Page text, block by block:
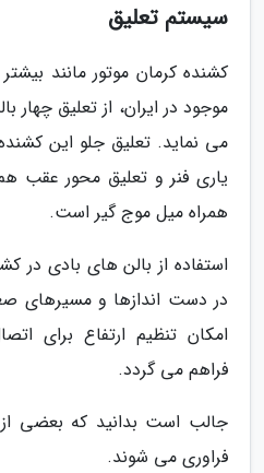
سیستم تعلیق
کشنده کرمان موتور مانند
موجود در ایران، از تعلیق چهار
می نماید. تعلیق جلو این کشنده
یاری فنر و تعلیق محور عقب
همراه میل موج گیر است.
استفاده از بالن های بادی در
در دست اندازها و مسیرهای
امکان تنظیم ارتفاع برای
فراهم می گردد.
جالب است بدانید که بعضی
فراوری می شوند.